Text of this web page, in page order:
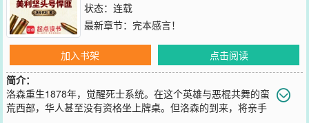
状态：连载
最新章节： 完本感言！
加入书架
点击阅读
简介：
洛森重生1878年，觉醒死士系统。在这个英雄与恶棍共舞的蛮
荒西部，华人甚至没有资格坐上牌桌。但洛森的到来，将亲手